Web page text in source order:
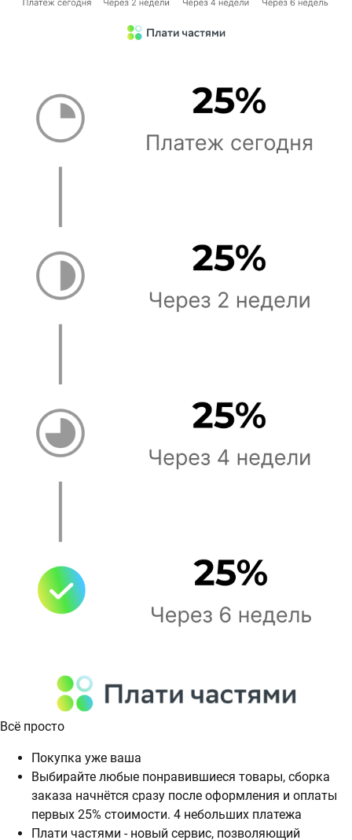
Всё просто
Покупка уже ваша
Выбирайте любые понравившиеся товары, сборка
заказа начнётся сразу после оформления и оплаты
первых 25% стоимости. 4 небольших платежа
Плати частями - новый сервис, позволяющий